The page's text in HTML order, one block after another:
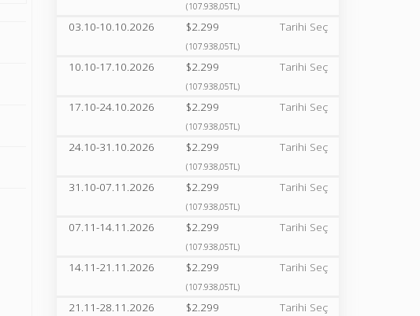
(107.938,05TL)
03.10-10.10.2026 $2.299
(107.938,05TL)
Tarihi Seç
10.10-17.10.2026 $2.299
(107.938,05TL)
Tarihi Seç
17.10-24.10.2026 $2.299
(107.938,05TL)
Tarihi Seç
24.10-31.10.2026 $2.299
(107.938,05TL)
Tarihi Seç
31.10-07.11.2026 $2.299
(107.938,05TL)
Tarihi Seç
07.11-14.11.2026 $2.299
(107.938,05TL)
Tarihi Seç
14.11-21.11.2026 $2.299
(107.938,05TL)
Tarihi Seç
21.11-28.11.2026 $2.299 Tarihi Seç